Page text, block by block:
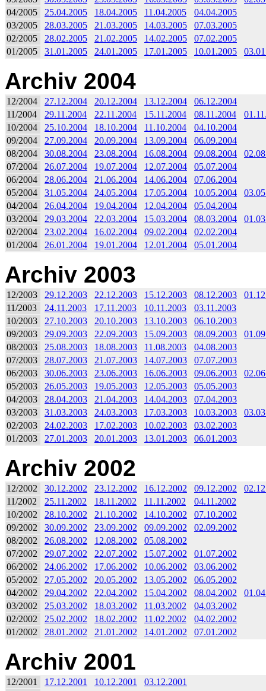
04/2005
25.04.2005 18.04.2005 11.04.2005
04.04.2005
03/2005
28.03.2005 21.03.2005 14.03.2005
07.03.2005
02/2005
28.02.2005 21.02.2005 14.02.2005
07.02.2005
01/2005
31.01.2005 24.01.2005 17.01.2005 10.01.2005
Archiv 2004
12/2004 27.12.2004 20.12.2004 13.12.2004
06.12.2004
11/2004
29.11.2004 22.11.2004 15.11.2004 08.11.2004
10/2004
25.10.2004 18.10.2004 11.10.2004
04.10.2004
09/2004
27.09.2004 20.09.2004 13.09.2004
06.09.2004
08/2004
30.08.2004 23.08.2004 16.08.2004 09.08.2004
07/2004
26.07.2004 19.07.2004 12.07.2004
05.07.2004
06/2004
28.06.2004 21.06.2004 14.06.2004
07.06.2004
05/2004
31.05.2004 24.05.2004 17.05.2004 10.05.2004
04/2004
26.04.2004 19.04.2004 12.04.2004
05.04.2004
03/2004
29.03.2004 22.03.2004 15.03.2004 08.03.2004
02/2004
23.02.2004 16.02.2004 09.02.2004
02.02.2004
01/2004
26.01.2004 19.01.2004 12.01.2004 05.01.2004
Archiv 2003
12/2003 29.12.2003 22.12.2003 15.12.2003 08.12.2003
11/2003
24.11.2003 17.11.2003 10.11.2003
03.11.2003
10/2003
27.10.2003 20.10.2003 13.10.2003
06.10.2003
09/2003
29.09.2003 22.09.2003 15.09.2003 08.09.2003
08/2003
25.08.2003 18.08.2003 11.08.2003
04.08.2003
07/2003
28.07.2003 21.07.2003 14.07.2003
07.07.2003
06/2003
30.06.2003 23.06.2003 16.06.2003 09.06.2003
05/2003
26.05.2003 19.05.2003 12.05.2003
05.05.2003
04/2003
28.04.2003 21.04.2003 14.04.2003
07.04.2003
03/2003
31.03.2003 24.03.2003 17.03.2003 10.03.2003
02/2003
24.02.2003 17.02.2003 10.02.2003
03.02.2003
01/2003
27.01.2003 20.01.2003 13.01.2003 06.01.2003
Archiv 2002
12/2002 30.12.2002 23.12.2002 16.12.2002 09.12.2002
11/2002
25.11.2002 18.11.2002 11.11.2002
04.11.2002
10/2002
28.10.2002 21.10.2002 14.10.2002
07.10.2002
09/2002
30.09.2002 23.09.2002 09.09.2002
02.09.2002
08/2002
26.08.2002 12.08.2002
05.08.2002
07/2002
29.07.2002 22.07.2002 15.07.2002
01.07.2002
06/2002
24.06.2002 17.06.2002 10.06.2002
03.06.2002
05/2002
27.05.2002 20.05.2002 13.05.2002
06.05.2002
04/2002
29.04.2002 22.04.2002 15.04.2002 08.04.2002
03/2002
25.03.2002 18.03.2002 11.03.2002
04.03.2002
02/2002
25.02.2002 18.02.2002 11.02.2002
04.02.2002
01/2002
28.01.2002 21.01.2002 14.01.2002 07.01.2002
Archiv 2001
12/2001 17.12.2001 10.12.2001
03.12.2001